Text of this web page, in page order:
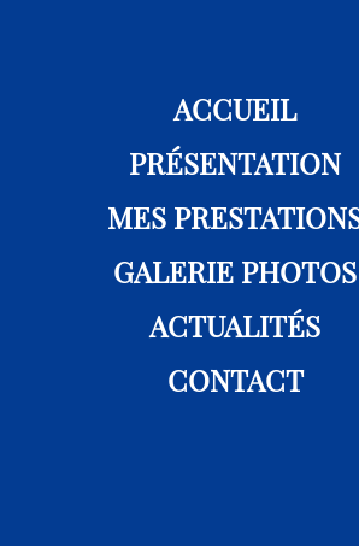
ACCUEIL
PRÉSENTATION
MES
GALERIE PHOTOS
ACTUALITÉS
CONTACT